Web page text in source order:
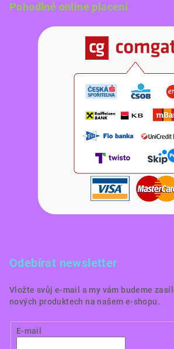
Pohodlné online placení
Odebírat newsletter
Vložte svůj e-mail a my vám budeme
nových produktech na našem e-shopu.
E-mail